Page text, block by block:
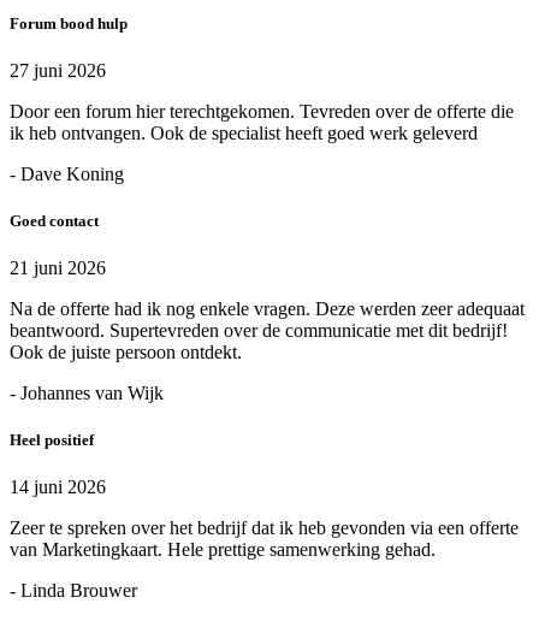
Forum bood hulp
27 juni 2026
Door een forum hier terechtgekomen. Tevreden over de offerte die
ik heb ontvangen. Ook de specialist heeft goed werk geleverd
- Dave Koning
Goed contact
21 juni 2026
Na de offerte had ik nog enkele vragen. Deze werden zeer adequaat
beantwoord. Supertevreden over de communicatie met dit bedrijf!
Ook de juiste persoon ontdekt.
- Johannes van Wijk
Heel positief
14 juni 2026
Zeer te spreken over het bedrijf dat ik heb gevonden via een offerte
van Marketingkaart. Hele prettige samenwerking gehad.
- Linda Brouwer